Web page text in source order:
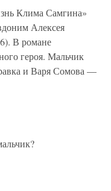
Клима Самгина»
Алексея
В романе
героя. Мальчик
и Варя Сомова —